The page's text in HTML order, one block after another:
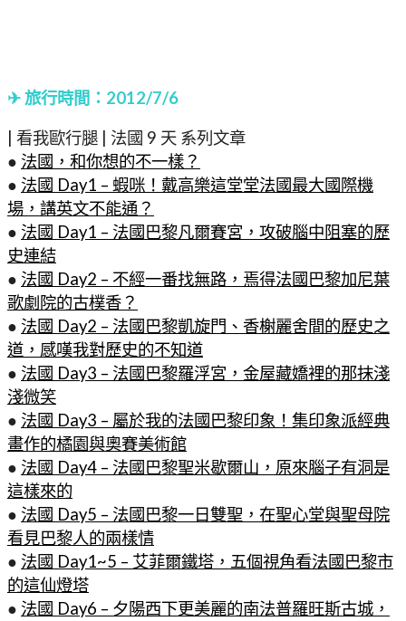
✈ 旅行時間：2012/7/6
| 看我歐行腿 | 法國 9 天 系列文章
● 法國，和你想的不一樣？
● 法國 Day1 – 蝦咪！戴高樂這堂堂法國最大國際機
場，講英文不能通？
● 法國 Day1 – 法國巴黎凡爾賽宮，攻破腦中阻塞的歷
史連結
● 法國 Day2 – 不經一番找無路，焉得法國巴黎加尼葉
歌劇院的古樸香？
● 法國 Day2 – 法國巴黎凱旋門、香榭麗舍間的歷史之
道，感嘆我對歷史的不知道
● 法國 Day3 – 法國巴黎羅浮宮，金屋藏嬌裡的那抹淺
淺微笑
● 法國 Day3 – 屬於我的法國巴黎印象！集印象派經典
畫作的橘園與奧賽美術館
● 法國 Day4 – 法國巴黎聖米歇爾山，原來腦子有洞是
這樣來的
● 法國 Day5 – 法國巴黎一日雙聖，在聖心堂與聖母院
看見巴黎人的兩樣情
● 法國 Day1~5 – 艾菲爾鐵塔，五個視角看法國巴黎市
的這仙燈塔
● 法國 Day6 – 夕陽西下更美麗的南法普羅旺斯古城，